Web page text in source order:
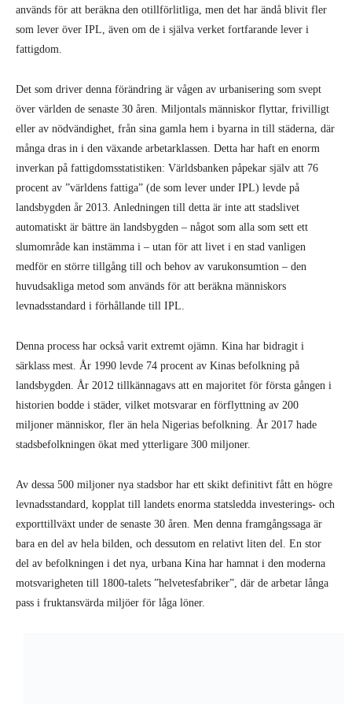
inverkan på fattigdomsstatistiken: Världsbanken påpekar själv att 76
procent av ”världens fattiga” (de som lever under IPL) levde på
landsbygden år 2013. Anledningen till detta är inte att stadslivet
slumområde kan instämma i – utan för att livet i en stad vanligen
medför en större tillgång till och behov av varukonsumtion – den
huvudsakliga metod som används för att beräkna människors
levnadsstandard i förhållande till IPL.
Denna process har också varit extremt ojämn. Kina har bidragit i
särklass mest. År 1990 levde 74 procent av Kinas befolkning på
landsbygden. År 2012 tillkännagavs att en majoritet för första gången i
historien bodde i städer, vilket motsvarar en förflyttning av 200
miljoner människor, fler än hela Nigerias befolkning. År 2017 hade
stadsbefolkningen ökat med ytterligare 300 miljoner.
levnadsstandard, kopplat till landets enorma statsledda investerings- och
exporttillväxt under de senaste 30 åren. Men denna framgångssaga är
bara en del av hela bilden, och dessutom en relativt liten del. En stor
del av befolkningen i det nya, urbana Kina har hamnat i den moderna
motsvarigheten till 1800-talets ”helvetesfabriker”, där de arbetar långa
pass i fruktansvärda miljöer för låga löner.